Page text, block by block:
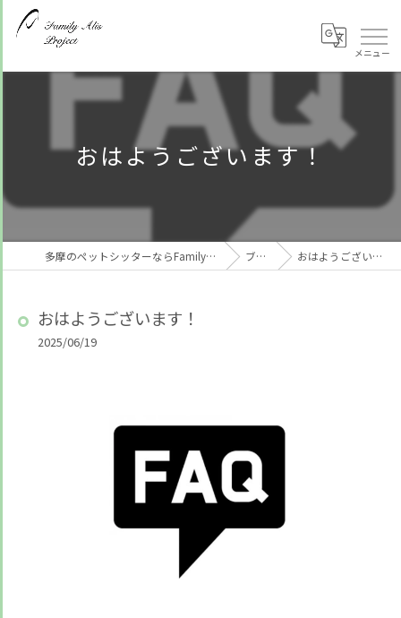
おはようございます！
多摩のペットシッターならFamily Alis Project ブログ おはようございます！
おはようございます！
2025/06/19